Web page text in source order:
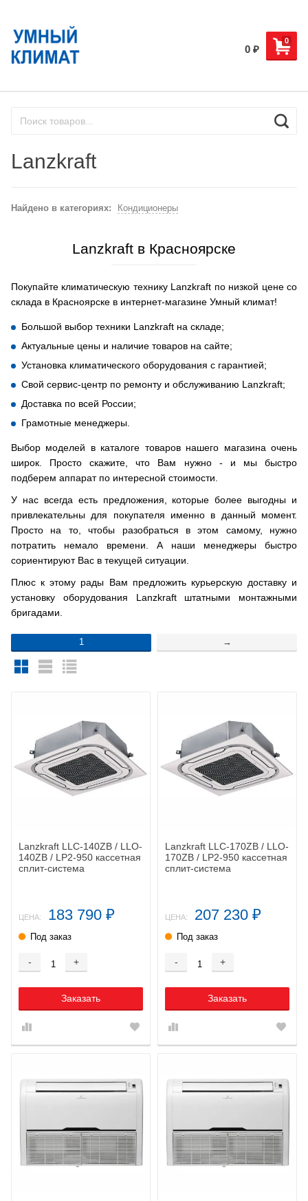
0
0 ₽
Lanzkraft
Найдено в категориях: Кондиционеры
Lanzkraft в Красноярске
Покупайте климатическую технику Lanzkraft по низкой цене со
склада в Красноярске в интернет-магазине Умный климат!
Большой выбор техники Lanzkraft на складе;
Актуальные цены и наличие товаров на сайте;
Установка климатического оборудования с гарантией;
Свой сервис-центр по ремонту и обслуживанию Lanzkraft;
Доставка по всей России;
Грамотные менеджеры.
Выбор моделей в каталоге товаров нашего магазина очень
широк. Просто скажите, что Вам нужно - и мы быстро
подберем аппарат по интересной стоимости.
У нас всегда есть предложения, которые более выгодны и
привлекательны для покупателя именно в данный момент.
Просто на то, чтобы разобраться в этом самому, нужно
потратить немало времени. А наши менеджеры быстро
сориентируют Вас в текущей ситуации.
Плюс к этому рады Вам предложить курьерскую доставку и
установку оборудования Lanzkraft штатными монтажными
бригадами.
1 →
Lanzkraft LLC-140ZB / LLO-
140ZB / LP2-950 кассетная
сплит-система
ЦЕНА: 183 790 ₽
Под заказ
- +
Заказать
Lanzkraft LLC-170ZB / LLO-
170ZB / LP2-950 кассетная
сплит-система
ЦЕНА: 207 230 ₽
Под заказ
- +
Заказать